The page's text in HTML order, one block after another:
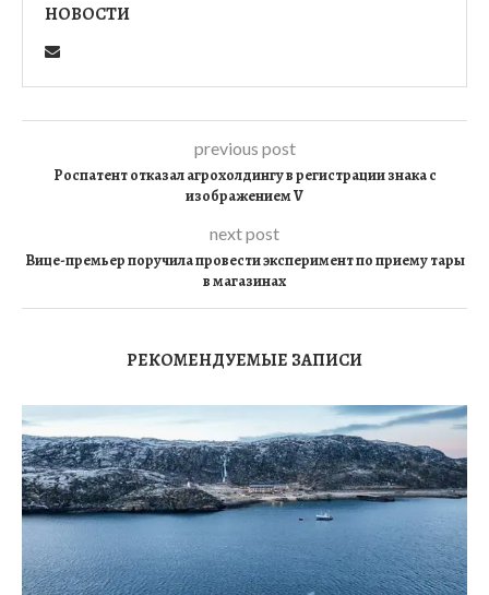
НОВОСТИ
previous post
Роспатент отказал агрохолдингу в регистрации знака с
изображением V
next post
Вице-премьер поручила провести эксперимент по приему тары
в магазинах
РЕКОМЕНДУЕМЫЕ ЗАПИСИ